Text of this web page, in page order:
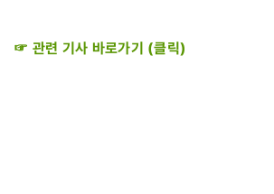
☞ 관련 기사 바로가기 (클릭)